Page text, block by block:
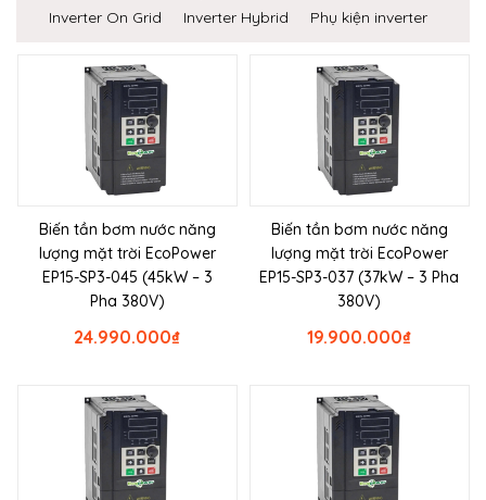
Inverter On Grid
Inverter Hybrid Phụ kiện inverter
Biến tần bơm nước năng
lượng mặt trời EcoPower
EP15-SP3-045 (45kW – 3
Pha 380V)
₫
24.990.000
Biến tần bơm nước năng
lượng mặt trời EcoPower
EP15-SP3-037 (37kW – 3 Pha
380V)
₫
19.900.000